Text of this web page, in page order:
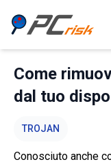
Come
dal tuo
TROJAN
Conosciuto anche